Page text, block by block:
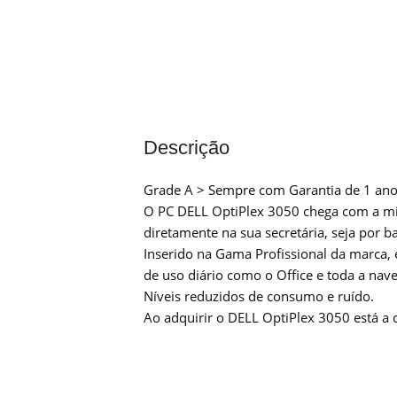
Descrição
Grade A > Sempre com Garantia de 1
O PC DELL OptiPlex 3050 chega com a
diretamente na sua secretária, seja por
Inserido na Gama Profissional da
de uso diário como o Office e toda a
Níveis reduzidos de consumo e ruído.
Ao adquirir o DELL OptiPlex 3050 está